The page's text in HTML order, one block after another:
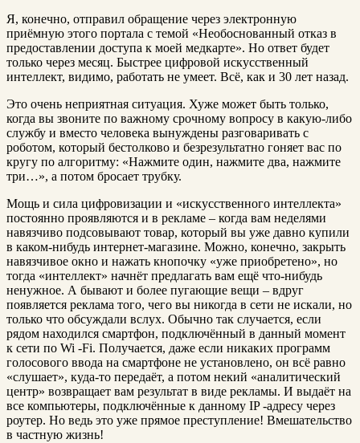
Я, конечно, отправил обращение через электронную
приёмную этого портала с темой «Необоснованный отказ в
предоставлении доступа к моей медкарте». Но ответ будет
только через месяц. Быстрее цифровой искусственный
интеллект, видимо, работать не умеет. Всё, как и 30 лет назад.
Это очень неприятная ситуация. Хуже может быть только,
когда вы звоните по важному срочному вопросу в какую-либо
службу и вместо человека вынуждены разговаривать с
роботом, который бестолково и безрезультатно гоняет вас по
кругу по алгоритму: «Нажмите один, нажмите два, нажмите
три…», а потом бросает трубку.
Мощь и сила цифровизации и «искусственного интеллекта»
постоянно проявляются и в рекламе – когда вам неделями
навязчиво подсовывают товар, который вы уже давно купили
в каком-нибудь интернет-магазине. Можно, конечно, закрыть
навязчивое окно и нажать кнопочку «уже приобретено», но
тогда «интеллект» начнёт предлагать вам ещё что-нибудь
ненужное. А бывают и более пугающие вещи – вдруг
появляется реклама того, чего вы никогда в сети не искали, но
только что обсуждали вслух. Обычно так случается, если
рядом находился смартфон, подключённый в данный момент
к сети по Wi -Fi. Получается, даже если никаких программ
голосового ввода на смартфоне не установлено, он всё равно
«слушает», куда-то передаёт, а потом некий «аналитический
центр» возвращает вам результат в виде рекламы. И выдаёт на
все компьютеры, подключённые к данному IP -адресу через
роутер. Но ведь это уже прямое преступление! Вмешательство
в частную жизнь!